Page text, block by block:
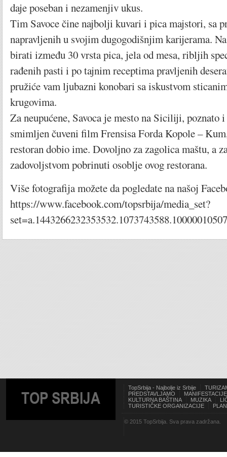
daje poseban i nezamenjiv ukus.
Tim Savoce čine najbolji kuvari i pica majstori, sa
napravljenih u svojim dugogodišnjim karijerama.
birati između 30 vrsta pica, jela od mesa, ribljih
rađenih pasti i po tajnim receptima pravljenih
pružiće vam ljubazni konobari sa iskustvom
krugovima.
Za neupućene, Savoca je mesto na Siciliji, poznato
smimljen čuveni film Frensisa Forda Kopole –
restoran dobio ime. Dovoljno za zagolica maštu, a
zadovoljstvom pobrinuti osoblje ovog restorana.
Više fotografija možete da pogledate na našoj
https://www.facebook.com/topsrbija/media_set?
TOP SRBIJA
TopSrbija - Najbolje iz Srbije
PREDSTAVLJAMO
MANIFESTACIJE
KULTURNA BAŠTINA
MUZIKA
TURISTIČKE ORGANIZACIJE
© 2015 TopSrbija. Sva prava zadržana.